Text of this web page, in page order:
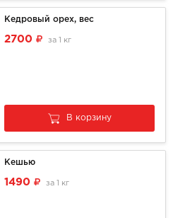
Кедровый орех, вес
2700 за 1 кг
В корзину
Кешью
1490 за 1 кг